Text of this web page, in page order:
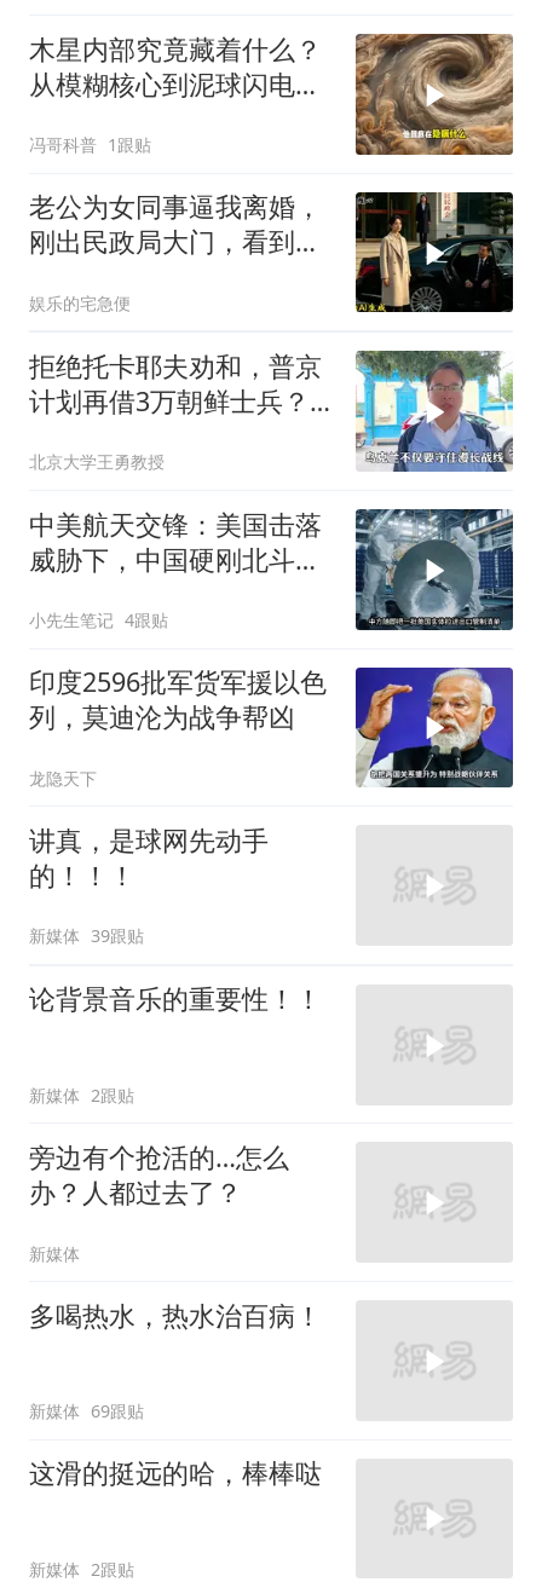
木星内部究竟藏着什么？
从模糊核心到泥球闪电，
冯哥科普 1跟贴
老公为女同事逼我离婚，
刚出民政局大门，看到我
娱乐的宅急便
拒绝托卡耶夫劝和，普京
计划再借3万朝鲜士兵？
北京大学王勇教授
中美航天交锋：美国击落
威胁下，中国硬刚北斗升
小先生笔记 4跟贴
印度2596批军货军援以色
列，莫迪沦为战争帮凶
龙隐天下
讲真，是球网先动手
的！！！
新媒体 39跟贴
论背景音乐的重要性！！
新媒体 2跟贴
旁边有个抢活的…怎么
办？人都过去了？
新媒体
多喝热水，热水治百病！
新媒体 69跟贴
这滑的挺远的哈，棒棒哒
新媒体 2跟贴